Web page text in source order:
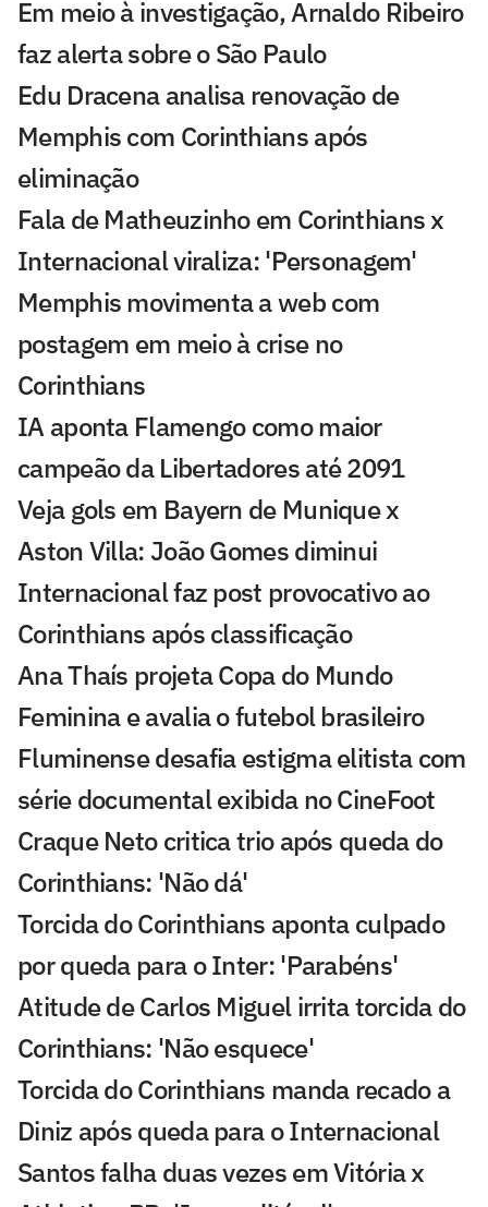
Em meio à investigação, Arnaldo Ribeiro
faz alerta sobre o São Paulo
Edu Dracena analisa renovação de
Memphis com Corinthians após
eliminação
Fala de Matheuzinho em Corinthians x
Internacional viraliza: 'Personagem'
Memphis movimenta a web com
postagem em meio à crise no
Corinthians
IA aponta Flamengo como maior
campeão da Libertadores até 2091
Veja gols em Bayern de Munique x
Aston Villa: João Gomes diminui
Internacional faz post provocativo ao
Corinthians após classificação
Ana Thaís projeta Copa do Mundo
Feminina e avalia o futebol brasileiro
Fluminense desafia estigma elitista com
série documental exibida no CineFoot
Craque Neto critica trio após queda do
Corinthians: 'Não dá'
Torcida do Corinthians aponta culpado
por queda para o Inter: 'Parabéns'
Atitude de Carlos Miguel irrita torcida do
Corinthians: 'Não esquece'
Torcida do Corinthians manda recado a
Diniz após queda para o Internacional
Santos falha duas vezes em Vitória x